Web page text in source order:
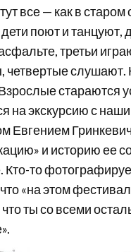
все — как в старом
поют и танцуют,
третьи
четвертые слушают.
стараются
на экскурсию с
Евгением
и историю ее
Кто-то
«на этом
ты со всеми